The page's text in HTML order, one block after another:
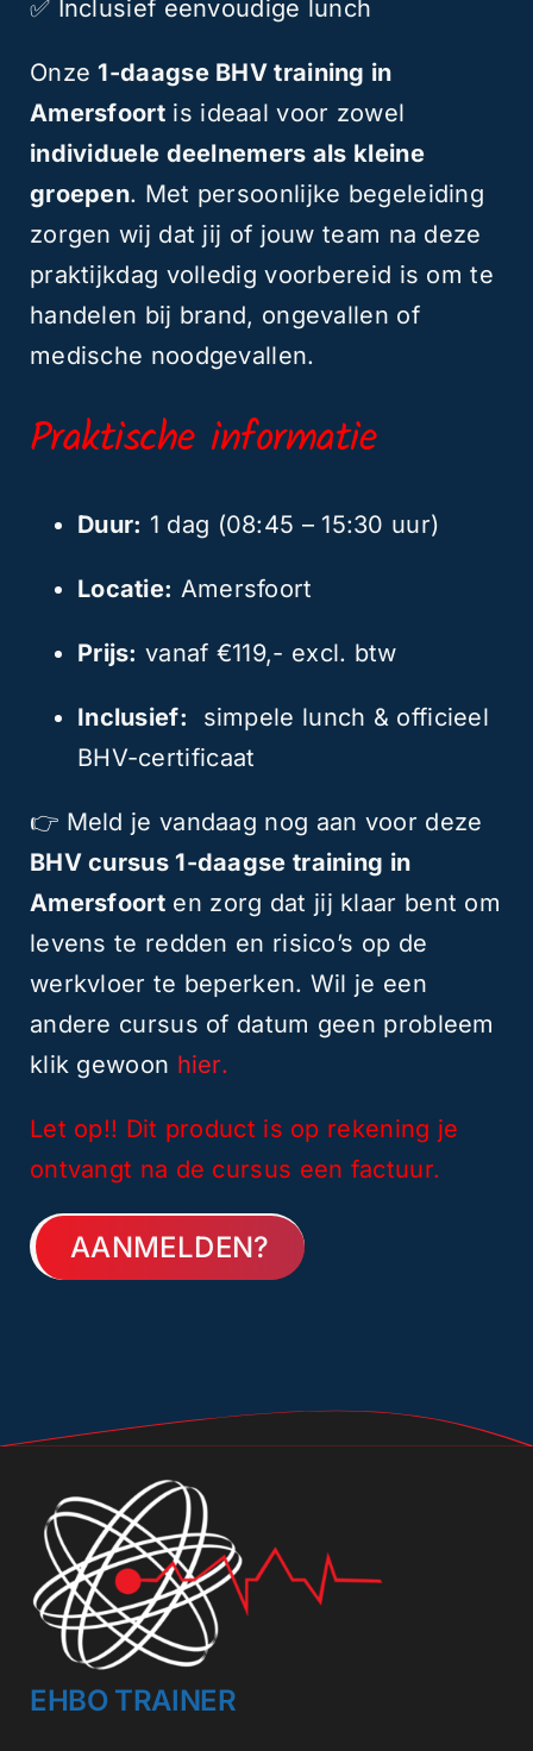
✅ Inclusief eenvoudige lunch
Onze 1-daagse BHV training in
Amersfoort is ideaal voor zowel
individuele deelnemers als kleine
groepen. Met persoonlijke begeleiding
zorgen wij dat jij of jouw team na deze
praktijkdag volledig voorbereid is om te
handelen bij brand, ongevallen of
medische noodgevallen.
Praktische informatie
Duur: 1 dag (08:45 – 15:30 uur)
Locatie: Amersfoort
Prijs: vanaf €119,- excl. btw
Inclusief: simpele lunch & officieel
BHV-certificaat
👉 Meld je vandaag nog aan voor deze
BHV cursus 1-daagse training in
Amersfoort en zorg dat jij klaar bent om
levens te redden en risico’s op de
werkvloer te beperken. Wil je een
andere cursus of datum geen probleem
klik gewoon hier.
Let op!! Dit product is op rekening je
ontvangt na de cursus een factuur.
AANMELDEN?
EHBO TRAINER